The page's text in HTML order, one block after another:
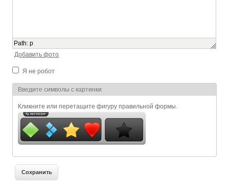
Path:p
Добавить фото
Я не робот
Я спамер
Введите символы с картинки
Кликните или перетащите фигуру правильной формы.